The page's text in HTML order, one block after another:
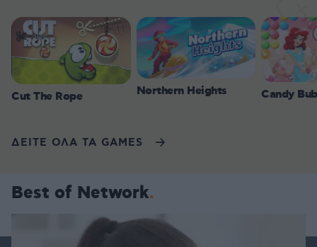
Cut The Rope Northern Heights Candy
ΔΕΙΤΕ ΟΛΑ ΤΑ GAMES
Best of Network